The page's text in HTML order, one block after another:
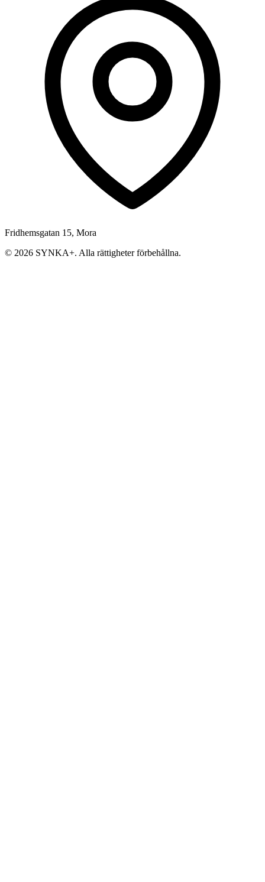
Fridhemsgatan 15, Mora
© 2026 SYNKA+. Alla rättigheter förbehållna.